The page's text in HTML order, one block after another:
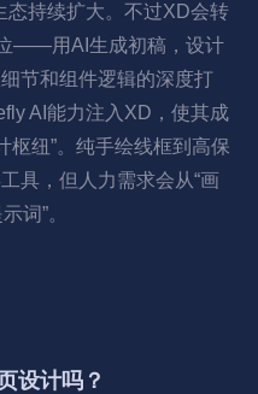
态持续扩大。不过XD会转
——用AI生成初稿，设计
节和组件逻辑的深度打
AI能力注入XD，使其成
枢纽”。纯手绘线框到高保
具，但人力需求会从“画
词”。
设计吗？